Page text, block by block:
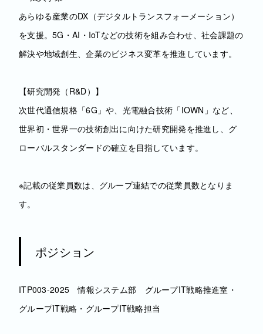
あらゆる産業のDX（デジタルトランスフォーメーション）
を支援。5G・AI・IoTなどの技術を組み合わせ、社会課題の
解決や地域創生、企業のビジネス変革を推進しています。
【研究開発（R&D）】
次世代通信規格「6G」や、光電融合技術「IOWN」など、
世界初・世界一の技術創出に向けた研究開発を推進し、グ
ローバルスタンダードの確立を目指しています。
※記載の従業員数は、グループ連結での従業員数となりま
す。
ポジション
ITP003-2025 情報システム部 グループIT戦略推進室・
グループIT戦略・グループIT戦略担当